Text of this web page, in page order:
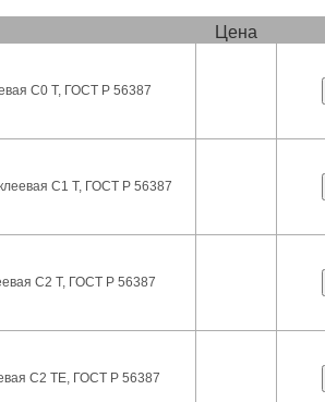
Цена
C0 T, ГОСТ Р 56387
C1 T, ГОСТ Р 56387
C2 T, ГОСТ Р 56387
C2 TE, ГОСТ Р 56387